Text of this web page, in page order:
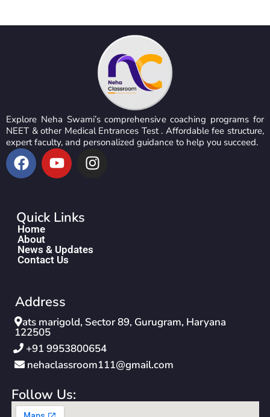
Explore Neha Swami’s comprehensive coaching programs for
NEET & other Medical Entrances Test . Affordable fee structure,
expert faculty, and personalized guidance to help you succeed.
Quick Links
Home
About
News & Updates
Contact Us
Address
ats marigold, Sector 89, Gurugram, Haryana
122505
‪+91 9953800654‬
nehaclassroom111@gmail.com
Follow Us: